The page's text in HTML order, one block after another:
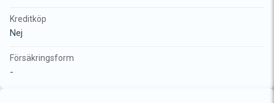
Kreditköp
Nej
Försäkringsform
-